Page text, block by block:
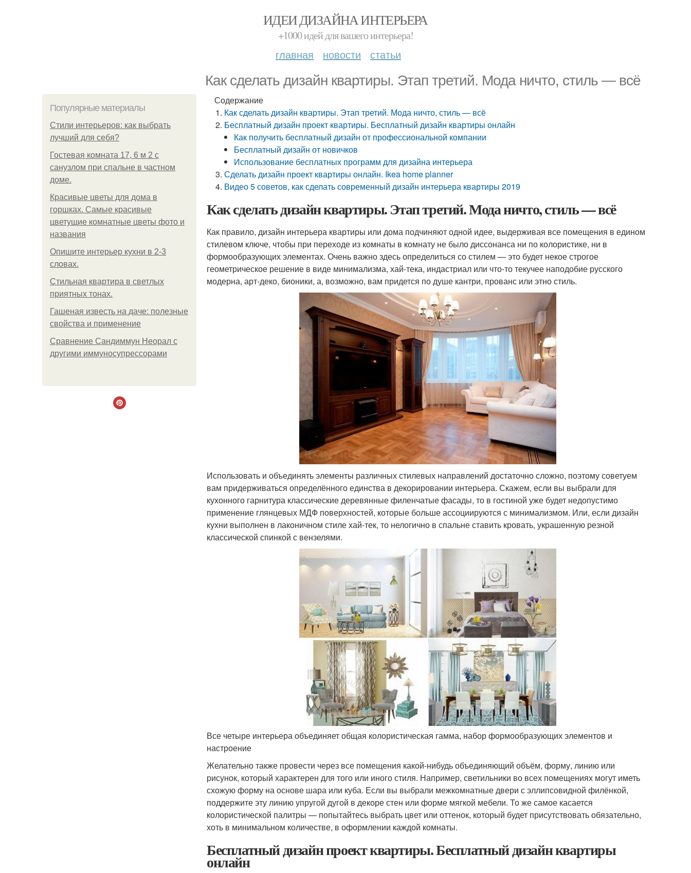
ИДЕИ ДИЗАЙНА ИНТЕРЬЕРА
+1000 идей для вашего интерьера!
главная новости статьи
Как сделать дизайн квартиры. Этап третий. Мода ничто, стиль — всё
Популярные материалы
Стили интерьеров: как выбрать
лучший для себя?
Гостевая комната 17, 6 м 2 с
санузлом при спальне в частном
доме.
Красивые цветы для дома в
горшках. Самые красивые
цветущие комнатные цветы фото и
названия
Опишите интерьер кухни в 2-3
словах.
Стильная квартира в светлых
приятных тонах.
Гашеная известь на даче: полезные
свойства и применение
Сравнение Сандиммун Неорал с
другими иммуносупрессорами
Содержание
Как сделать дизайн квартиры. Этап третий. Мода ничто, стиль — всё
Бесплатный дизайн проект квартиры. Бесплатный дизайн квартиры онлайн
Как получить бесплатный дизайн от профессиональной компании
Бесплатный дизайн от новичков
Использование бесплатных программ для дизайна интерьера
Сделать дизайн проект квартиры онлайн. Ikea home planner
Видео 5 советов, как сделать современный дизайн интерьера квартиры 2019
Как сделать дизайн квартиры. Этап третий. Мода ничто, стиль — всё
Как правило, дизайн интерьера квартиры или дома подчиняют одной идее, выдерживая все помещения в едином
стилевом ключе, чтобы при переходе из комнаты в комнату не было диссонанса ни по колористике, ни в
формообразующих элементах. Очень важно здесь определиться со стилем — это будет некое строгое
геометрическое решение в виде минимализма, хай-тека, индастриал или что-то текучее наподобие русского
модерна, арт-деко, бионики, а, возможно, вам придется по душе кантри, прованс или этно стиль.
Использовать и объединять элементы различных стилевых направлений достаточно сложно, поэтому советуем
вам придерживаться определённого единства в декорировании интерьера. Скажем, если вы выбрали для
кухонного гарнитура классические деревянные филенчатые фасады, то в гостиной уже будет недопустимо
применение глянцевых МДФ поверхностей, которые больше ассоциируются с минимализмом. Или, если дизайн
кухни выполнен в лаконичном стиле хай-тек, то нелогично в спальне ставить кровать, украшенную резной
классической спинкой с вензелями.
Все четыре интерьера объединяет общая колористическая гамма, набор формообразующих элементов и
настроение
Желательно также провести через все помещения какой-нибудь объединяющий объём, форму, линию или
рисунок, который характерен для того или иного стиля. Например, светильники во всех помещениях могут иметь
схожую форму на основе шара или куба. Если вы выбрали межкомнатные двери с эллипсовидной филёнкой,
поддержите эту линию упругой дугой в декоре стен или форме мягкой мебели. То же самое касается
колористической палитры — попытайтесь выбрать цвет или оттенок, который будет присутствовать обязательно,
хоть в минимальном количестве, в оформлении каждой комнаты.
Бесплатный дизайн проект квартиры. Бесплатный дизайн квартиры
онлайн